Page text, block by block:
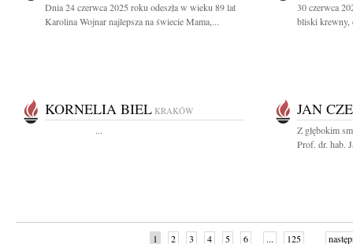
Dnia 24 czerwca 2025 roku odeszła w wieku 89 lat
Karolina Wojnar najlepsza na świecie Mama,...
30 czerwca
bliski krewny,
KORNELIA BIEL KRAKÓW
...
JAN
Z głębokim
Prof. dr. hab.
1 2 3 4 5 6 ... 125